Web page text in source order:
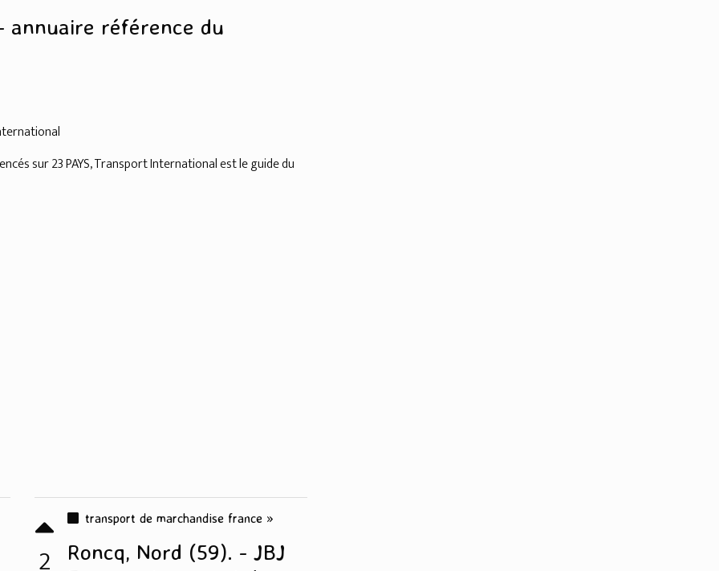
référence du
sur 23 PAYS, Transport International est le guide du
2
transport de marchandise france »
Roncq, Nord (59). - JBJ